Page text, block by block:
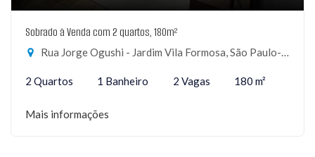
Sobrado à Venda com 2 quartos, 180m²
Rua Jorge Ogushi - Jardim Vila Formosa, São Paulo-SP
2 Quartos 1 Banheiro 2 Vagas 180 m²
Mais informações